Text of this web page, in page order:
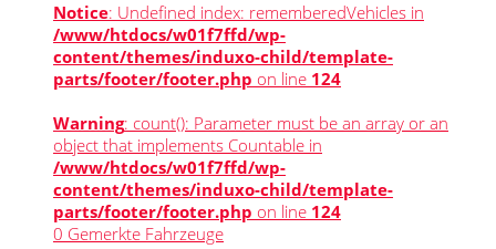
Notice: Undefined index: rememberedVehicles in
/www/htdocs/w01f7ffd/wp-
content/themes/induxo-child/template-
parts/footer/footer.php on line 124
Warning: count(): Parameter must be an array or an
object that implements Countable in
/www/htdocs/w01f7ffd/wp-
content/themes/induxo-child/template-
parts/footer/footer.php on line 124
0 Gemerkte Fahrzeuge